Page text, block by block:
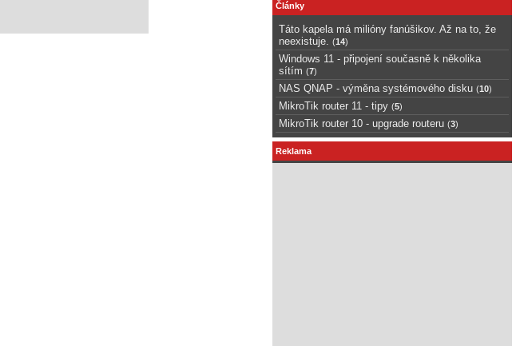
Články
Táto kapela má milióny fanúšikov. Až na to, že
neexistuje.
(14)
Windows 11 - připojení současně k několika
sítím (7)
NAS QNAP - výměna systémového disku (10)
MikroTik router 11 - tipy (5)
MikroTik router 10 - upgrade routeru (3)
Reklama